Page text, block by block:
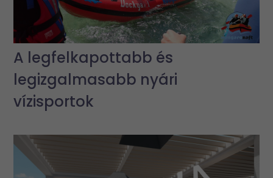
A legfelkapottabb és
legizgalmasabb nyári
vízisportok